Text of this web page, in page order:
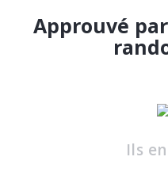
Approuvé
Ils